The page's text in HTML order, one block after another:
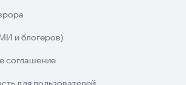
и блогеров)
соглашение